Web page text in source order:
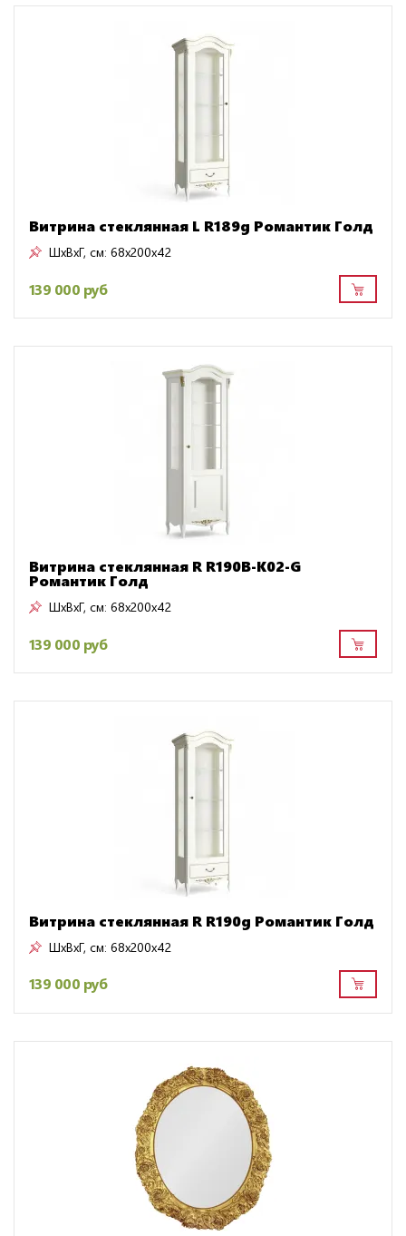
Витрина стеклянная L R189g Романтик Голд
ШxВxГ, см: 68x200x42
139 000 руб
Витрина стеклянная R R190B-K02-G
Романтик Голд
ШxВxГ, см: 68x200x42
139 000 руб
Витрина стеклянная R R190g Романтик Голд
ШxВxГ, см: 68x200x42
139 000 руб